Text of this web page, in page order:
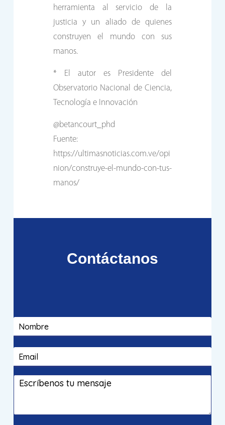
herramienta al servicio de la
justicia y un aliado de quienes
construyen el mundo con sus
manos.
* El autor es Presidente del
Observatorio Nacional de Ciencia,
Tecnología e Innovación
@betancourt_phd
Fuente:
https://ultimasnoticias.com.ve/opi
nion/construye-el-mundo-con-tus-
manos/
Contáctanos